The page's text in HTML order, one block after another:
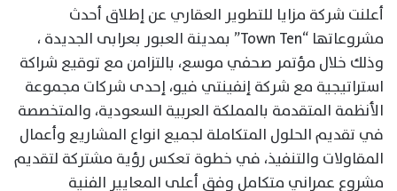
أعلنت شركة مزايا للتطوير العقاري عن إطلاق أحدث
مشروعاتها “Town Ten” بمدينة العبور بعرابى الجديدة ،
وذلك خلال مؤتمر صحفي موسع، بالتزامن مع توقيع شراكة
استراتيجية مع شركة إنفينتي فيو، إحدى شركات مجموعة
الأنظمة المتقدمة بالمملكة العربية السعودية، والمتخصصة
في تقديم الحلول المتكاملة لجميع انواع المشاريع وأعمال
المقاولات والتنفيذ، في خطوة تعكس رؤية مشتركة لتقديم
مشروع عمراني متكامل وفق أعلى المعايير الفنية